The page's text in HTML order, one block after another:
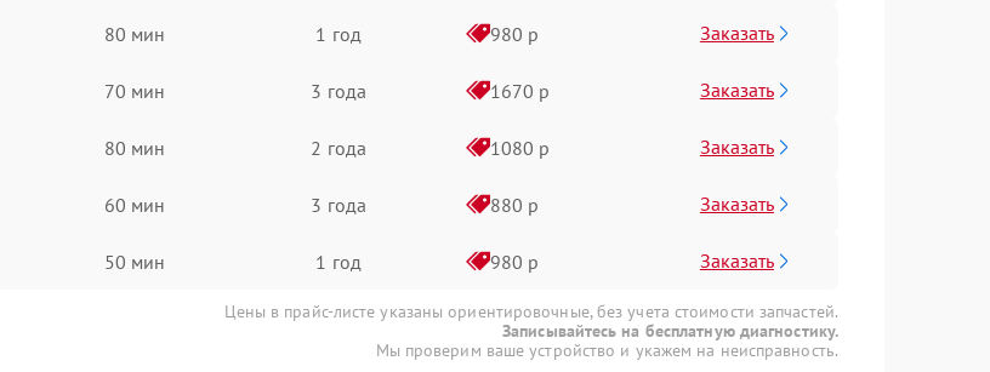
80 мин 1 год 980 р Заказать
70 мин 3 года 1670 р Заказать
80 мин 2 года 1080 р Заказать
60 мин 3 года 880 р Заказать
50 мин 1 год 980 р Заказать
Цены в прайс-листе указаны ориентировочные, без учета стоимости запчастей.
Записывайтесь на бесплатную диагностику.
Мы проверим ваше устройство и укажем на неисправность.